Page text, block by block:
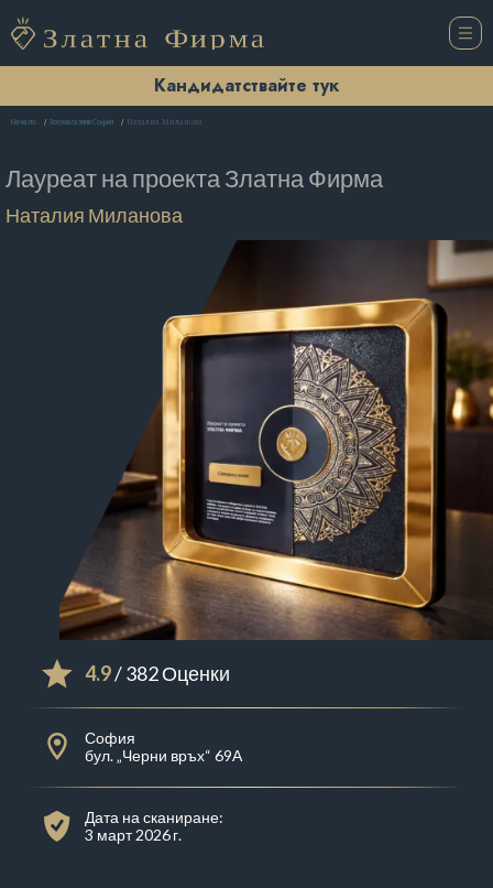
Кандидатствайте тук
Начало Зоомагазини София Наталия Миланова
Лауреат на проектаЗлатна Фирма
Наталия Миланова
4.9/ 382 Оценки
София
бул. „Черни връх“ 69А
Дата на сканиране:
3 март 2026 г.